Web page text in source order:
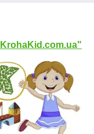
KrohaKid.com.ua"